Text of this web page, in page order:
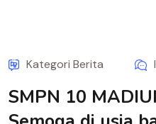
Kategori Berita
SMPN 10